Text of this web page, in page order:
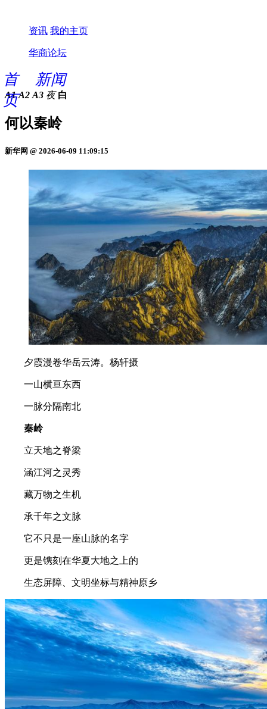
资讯 我的主页
华商论坛
首
页
新闻
A1 A2 A3 夜 白
何以秦岭
新华网 @ 2026-06-09 11:09:15
夕霞漫卷华岳云涛。杨轩摄
一山横亘东西
一脉分隔南北
秦岭
立天地之脊梁
涵江河之灵秀
藏万物之生机
承千年之文脉
它不只是一座山脉的名字
更是镌刻在华夏大地之上的
生态屏障、文明坐标与精神原乡